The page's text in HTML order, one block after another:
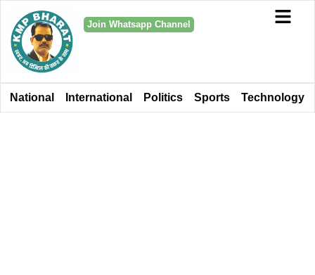
Join Whatsapp Channel
National International Politics Sports Technology